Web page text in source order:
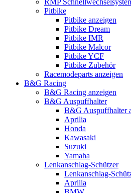
RMP
Pitbike
Pitbike anzeigen
Pitbike Dream
Pitbike IMR
Pitbike Malcor
Pitbike YCF
Pitbike Zubehör
Racemodeparts anzeigen
B&G Racing
B&G Racing anzeigen
B&G Auspuffhalter
B&G Auspuffhalter
Aprilia
Honda
Kawasaki
Suzuki
Yamaha
Lenkanschlag-Schützer
Lenkanschlag-
Aprilia